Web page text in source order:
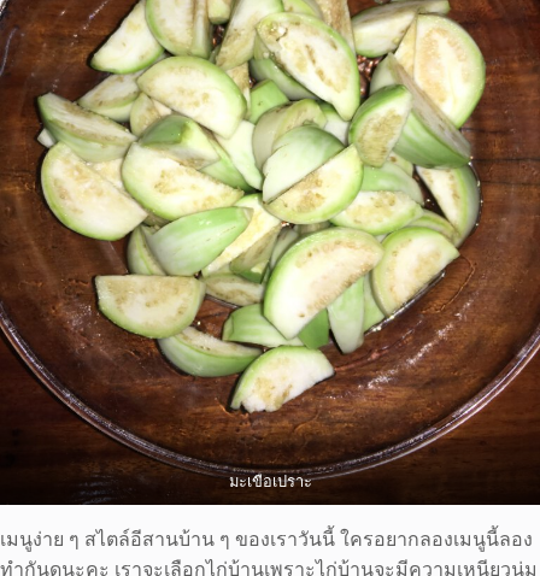
มะเขือเปราะ
เมนูง่าย ๆ สไตล์อีสานบ้าน ๆ ของเราวันนี้ ใครอยากลองเมนูนี้ลอง
ทำกันดูนะคะ เราจะเลือกไก่บ้านเพราะไก่บ้านจะมีความเหนียวนุ่ม